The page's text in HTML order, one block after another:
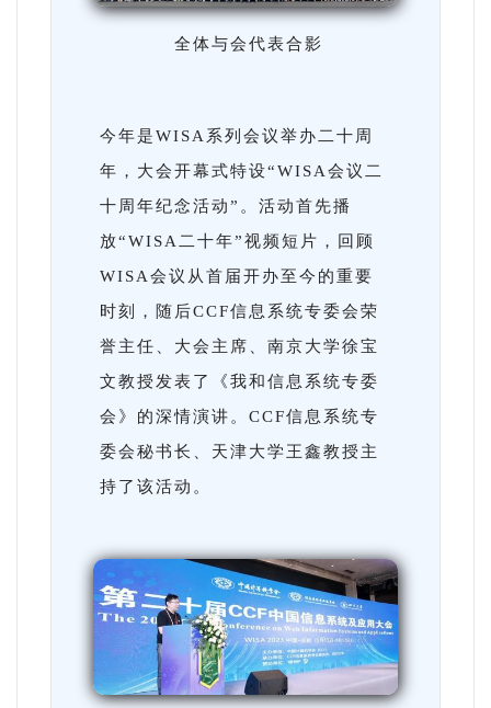
全体与会代表合影
今年是WISA系列会议举办二十周
年，大会开幕式特设“WISA会议二
十周年纪念活动”。活动首先播
放“WISA二十年”视频短片，回顾
WISA会议从首届开办至今的重要
时刻，随后CCF信息系统专委会荣
誉主任、大会主席、南京大学徐宝
文教授发表了《我和信息系统专委
会》的深情演讲。CCF信息系统专
委会秘书长、天津大学王鑫教授主
持了该活动。